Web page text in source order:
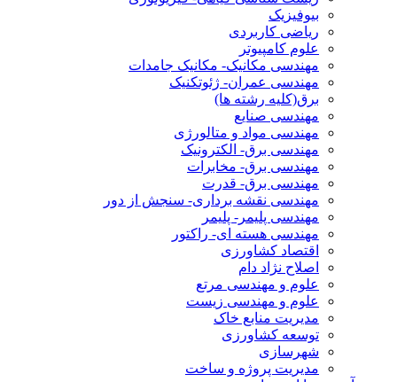
بیوفیزیک
ریاضی کاربردی
علوم کامپیوتر
مهندسی مکانیک- مکانیک جامدات
مهندسی عمران- ژئوتکنیک
برق(کلیه رشته ها)
مهندسی صنایع
مهندسی مواد و متالورژی
مهندسی برق- الکترونیک
مهندسی برق- مخابرات
مهندسی برق- قدرت
مهندسی نقشه برداری- سنجش از دور
مهندسی پلیمر- پلیمر
مهندسی هسته ای- راکتور
اقتصاد کشاورزی
اصلاح نژاد دام
علوم و مهندسی مرتع
علوم و مهندسی زیست
مدیریت منابع خاک
توسعه کشاورزی
شهرسازی
مدیریت پروژه و ساخت